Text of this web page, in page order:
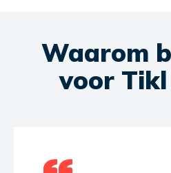
Waarom
voor Tikl